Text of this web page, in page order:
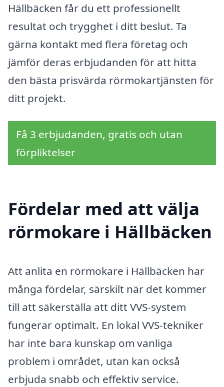
Hällbäcken får du ett professionellt
resultat och trygghet i ditt beslut. Ta
gärna kontakt med flera företag och
jämför deras erbjudanden för att hitta
den bästa prisvärda rörmokartjänsten för
ditt projekt.
Få 3 erbjudanden, gratis och utan
förpliktelser
Fördelar med att välja
rörmokare i Hällbäcken
Att anlita en rörmokare i Hällbäcken har
många fördelar, särskilt när det kommer
till att säkerställa att ditt VVS-system
fungerar optimalt. En lokal VVS-tekniker
har inte bara kunskap om vanliga
problem i området, utan kan också
erbjuda snabb och effektiv service.